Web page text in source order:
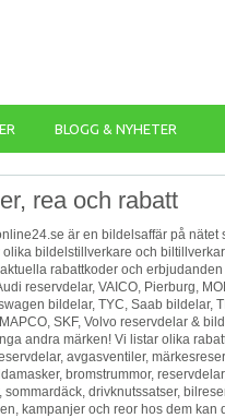
BLOGG & NYHETER
rea och rabatt
är en bildelsaffär på
olika bildelstillverkare och
rabattkoder och
reservdelar, VAICO, Pierburg,
bildelar, TYC, Saab bildelar,
SKF, Volvo reservdelar &
andra märken! Vi listar olika
avgasventiler,
bromstrummor,
drivknutssatser,
kampanjer och reor hos dem